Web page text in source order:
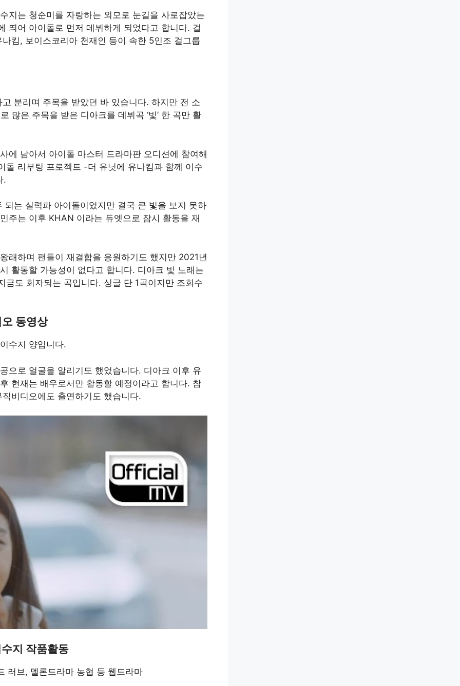
지는 청순미를 자랑하는 외모로 눈길을 사로잡았는
띄어 아이돌로 먼저 데뷔하게 되었다고 합니다. 걸
킴, 보이스코리아 천재인 등이 속한 5인조 걸그룹
분리며 주목을 받았던 바 있습니다. 하지만 전 소
많은 주목을 받은 디아크를 데뷔곡 ‘빛’ 한 곡만 활
에 남아서 아이돌 마스터 드라마판 오디션에 참여해
돌 리부팅 프로젝트 -더 유닛에 유나킴과 함께 이수
.
는 실력파 아이돌이었지만 결국 큰 빛을 보지 못하
주는 이후 KHAN 이라는 듀엣으로 잠시 활동을 재
래하며 팬들이 재결합을 응원하기도 했지만 2021년
활동할 가능성이 없다고 합니다. 디아크 빛 노래는
도 회자되는 곡입니다. 싱글 단 1곡이지만 조회수
동영상
수지 양입니다.
으로 얼굴을 알리기도 했었습니다. 디아크 이후 유
현재는 배우로서만 활동할 예정이라고 합니다. 참
비디오에도 출연하기도 했습니다.
지 작품활동
러브, 멜론드라마 농협 등 웹드라마